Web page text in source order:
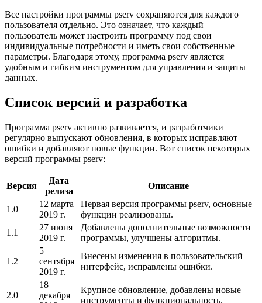
Все настройки программы pserv сохраняются для каждого
пользователя отдельно. Это означает, что каждый
пользователь может настроить программу под свои
индивидуальные потребности и иметь свои собственные
параметры. Благодаря этому, программа pserv является
удобным и гибким инструментом для управления и защиты
данных.
Список версий и разработка
Программа pserv активно развивается, и разработчики
регулярно выпускают обновления, в которых исправляют
ошибки и добавляют новые функции. Вот список некоторых
версий программы pserv:
Версия
Дата
релиза
Описание
1.0
12 марта
2019 г.
Первая версия программы pserv, основные
функции реализованы.
1.1
27 июня
2019 г.
Добавлены дополнительные возможности
программы, улучшены алгоритмы.
1.2
5
сентября
2019 г.
Внесены изменения в пользовательский
интерфейс, исправлены ошибки.
2.0
18
декабря
Крупное обновление, добавлены новые
инструменты и функциональность.